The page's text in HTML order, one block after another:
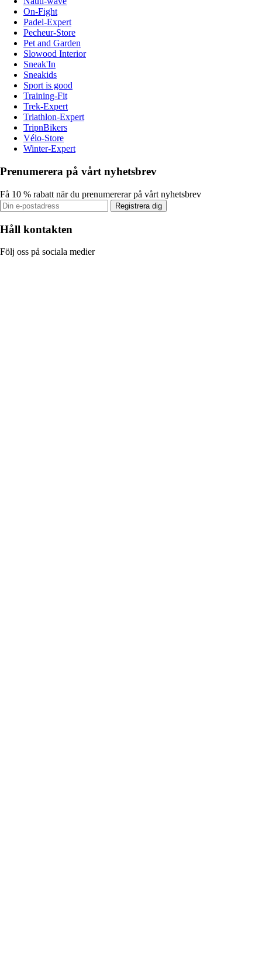
On-Fight
Padel-Expert
Pecheur-Store
Pet and Garden
Slowood Interior
Sneak'In
Sneakids
Sport is good
Training-Fit
Trek-Expert
Triathlon-Expert
TripnBikers
Vélo-Store
Winter-Expert
Prenumerera på vårt nyhetsbrev
Få 10 % rabatt när du prenumererar på vårt nyhetsbrev
Registrera dig
Håll kontakten
Följ oss på sociala medier